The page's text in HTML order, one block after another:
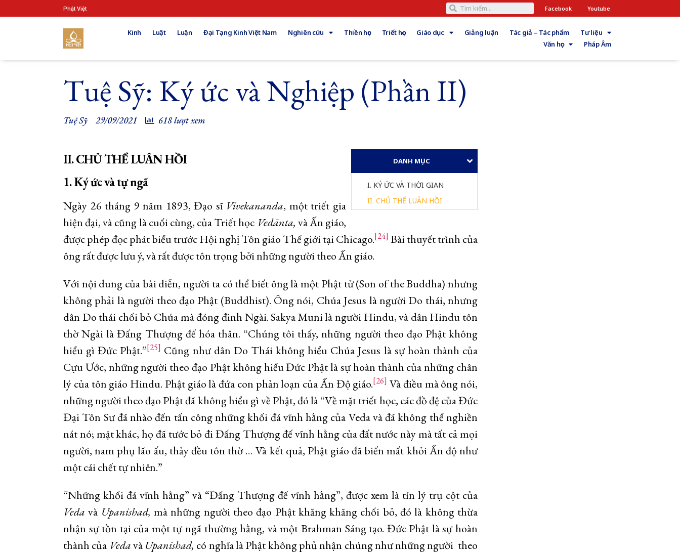
Phật Việt Facebook Youtube
Kinh Luật Luận Đại Tạng Kinh Việt Nam Nghiên cứu Thiền học Triết học Giáo dục Giảng luận Tác giả – Tác phẩm
Tư liệu
Văn học
Pháp Âm
Tuệ Sỹ: Ký ức và Nghiệp (Phần II)
Tuệ Sỹ 29/09/2021 618 lượt xem
DANH MỤC
I. KÝ ỨC VÀ THỜI GIAN
II. CHỦ THỂ LUÂN HỒI
II. CHỦ THỂ LUÂN HỒI
1. Kýức và tựngã
Ngày 26 tháng 9 năm 1893, Đạo sĩ Vivekananda, một triết gia
hiện đại, và cũng là cuối cùng, của Triết học Vedānta, và Ấn giáo,
được phép đọc phát biểu trước Hội nghị Tôn giáo Thế giới tại Chicago.[24] Bài thuyết trình của
ông rất được lưu ý, và rất được tôn trọng bởi những người theo Ấn giáo.
Với nội dung của bài diễn, người ta có thể biết ông là một Phật tử (Son of the Buddha) nhưng
không phải là người theo đạo Phật (Buddhist). Ông nói, Chúa Jesus là người Do thái, nhưng
dân Do thái chối bỏ Chúa mà đóng đinh Ngài. Sakya Muni là người Hindu, và dân Hindu tôn
thờ Ngài là Đấng Thượng đế hóa thân. “Chúng tôi thấy, những người theo đạo Phật không
hiểu gì Đức Phật.”[25] Cũng như dân Do Thái không hiểu Chúa Jesus là sự hoàn thành của
Cựu Ước, những người theo đạo Phật không hiểu Đức Phật là sự hoàn thành của những chân
lý của tôn giáo Hindu. Phật giáo là đứa con phản loạn của Ấn Độ giáo.[26] Và điều mà ông nói,
những người theo đạo Phật đã không hiểu gì về Phật, đó là “Về mặt triết học, các đồ đệ của Đức
Đại Tôn Sư đã nhào đến tấn công những khối đá vĩnh hằng của Veda và đã không thể nghiền
nát nó; mặt khác, họ đã tước bỏ đi Đấng Thượng đế vĩnh hằng của đất nước này mà tất cả mọi
người, nam phụ lão ấu, thảy đều tôn thờ … Và kết quả, Phật giáo đã biến mất khỏi Ấn độ như
một cái chết tự nhiên.”
“Những khối đá vĩnh hằng” và “Đấng Thượng đế vĩnh hằng”, được xem là tín lý trụ cột của
Veda và Upanishad, mà những người theo đạo Phật khăng khăng chối bỏ, đó là không thừa
nhận sự tồn tại của một tự ngã thường hằng, và một Brahman Sáng tạo. Đức Phật là sự hoàn
thành của Vedavà Upanishad, có nghĩa là Phật không phủ nhận chúng như những người theo